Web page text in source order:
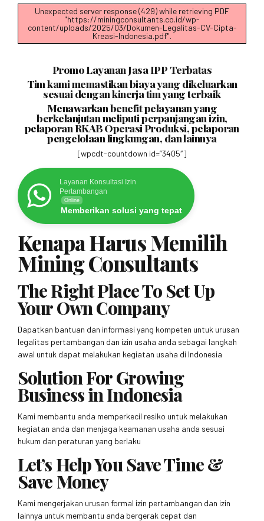
Unexpected server response (429) while retrieving PDF
"https://miningconsultants.co.id/wp-
content/uploads/2025/03/Dokumen-Legalitas-CV-Cipta-
Kreasi-Indonesia.pdf".
Promo Layanan Jasa IPP Terbatas
Tim kami memastikan biaya yang dikeluarkan
sesuai dengan kinerja tim yang terbaik
Menawarkan benefit pelayanan yang
berkelanjutan meliputi perpanjangan izin,
pelaporan RKAB Operasi Produksi, pelaporan
pengelolaan lingkungan, dan lainnya
[wpcdt-countdown id=”3405″]
Layanan Konsultasi Izin
Pertambangan
Online
Memberikan solusi yang tepat
Kenapa Harus Memilih
Mining Consultants
The Right Place To Set Up
Your Own Company
Dapatkan bantuan dan informasi yang kompeten untuk urusan
legalitas pertambangan dan izin usaha anda sebagai langkah
awal untuk dapat melakukan kegiatan usaha di Indonesia
Solution For Growing
Business in Indonesia
Kami membantu anda memperkecil resiko untuk melakukan
kegiatan anda dan menjaga keamanan usaha anda sesuai
hukum dan peraturan yang berlaku
Let’s Help You Save Time &
Save Money
Kami mengerjakan urusan formal izin pertambangan dan izin
lainnya untuk membantu anda bergerak cepat dan